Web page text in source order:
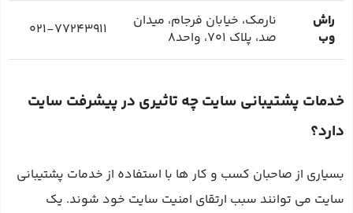
راش
وب
نارمک، خیابان فرجام، میدان
صد، پلاک ۷۰۱، واحد۸
۰۲۱-۷۷۲۴۳۹۱۱
خدمات پشتیبانی سایت چه تاثیری در پیشرفت سایت
دارد؟
بسیاری از صاحبان کسب و کار ها با استفاده از خدمات پشتیبانی
سایت می‌ توانند سبب ارتقای امنیت سایت خود شوند. یک